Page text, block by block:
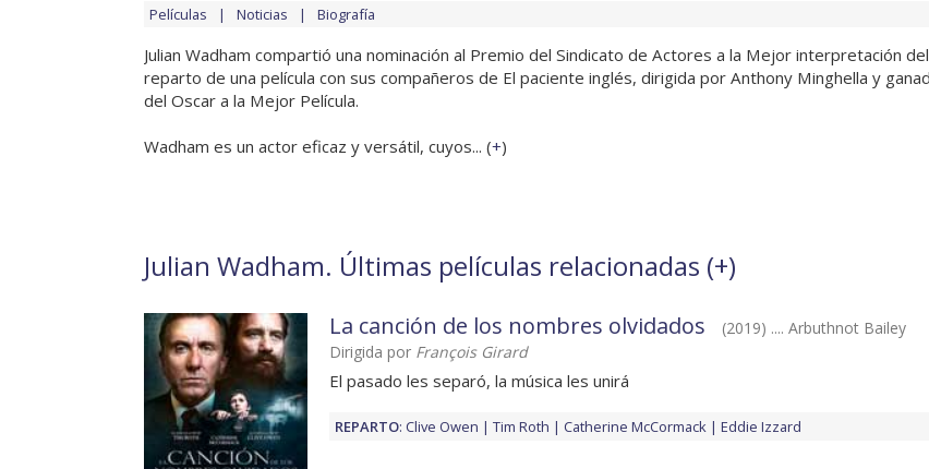
Películas Noticias Biografía
Julian Wadham compartió una nominación al Premio del Sindicato de Actores a la Mejor interpretación del
reparto de una película con sus compañeros de El paciente inglés, dirigida por Anthony Minghella y
del Oscar a la Mejor Película.
Wadham es un actor eficaz y versátil, cuyos... (+)
Julian Wadham. Últimas películas relacionadas (+)
La canción de los nombres olvidados
(2019) .... Arbuthnot Bailey
Dirigida por François Girard
El pasado les separó, la música les unirá
REPARTO: Clive Owen Tim Roth Catherine McCormack Eddie Izzard